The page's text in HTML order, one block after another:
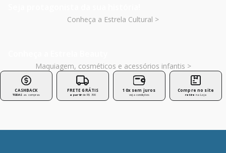
Conheça a Estrela Cultural >
Maquiagem, cosméticos e acessórios infantis >
CASHBACK
TODAS as compras
FRETE GRÁTIS
a partirde R$ 300
10x sem juros
veja condições
Compre no site
retire na Loja